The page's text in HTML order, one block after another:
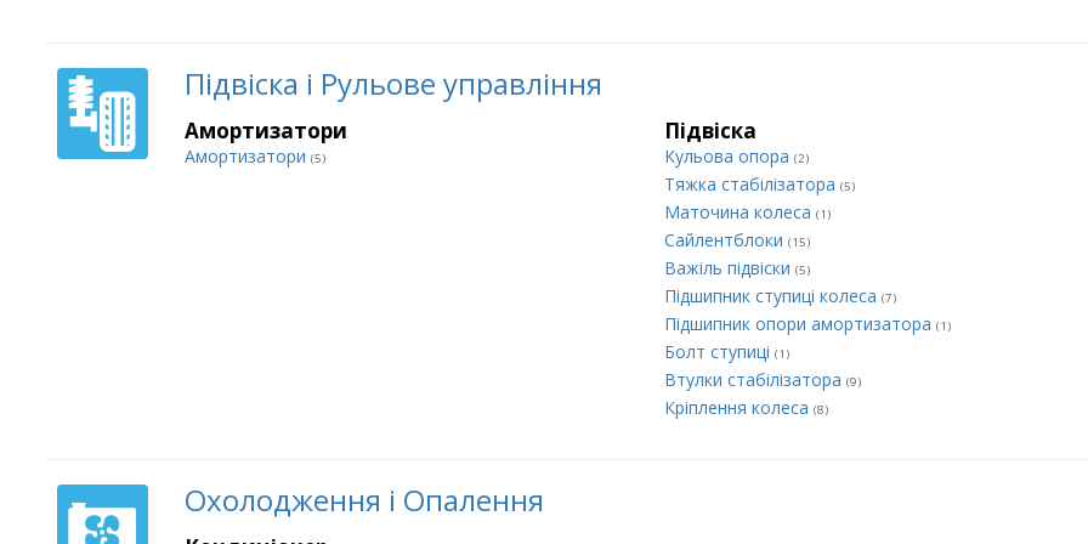
Підвіска і Рульове управління
Амортизатори
Амортизатори (5)
Підвіска
Кульова опора (2)
Тяжка стабілізатора (5)
Маточина колеса (1)
Сайлентблоки (15)
Важіль підвіски (5)
Підшипник ступиці колеса (7)
Підшипник опори амортизатора (1)
Болт ступиці (1)
Втулки стабілізатора (9)
Кріплення колеса (8)
Охолодження і Опалення